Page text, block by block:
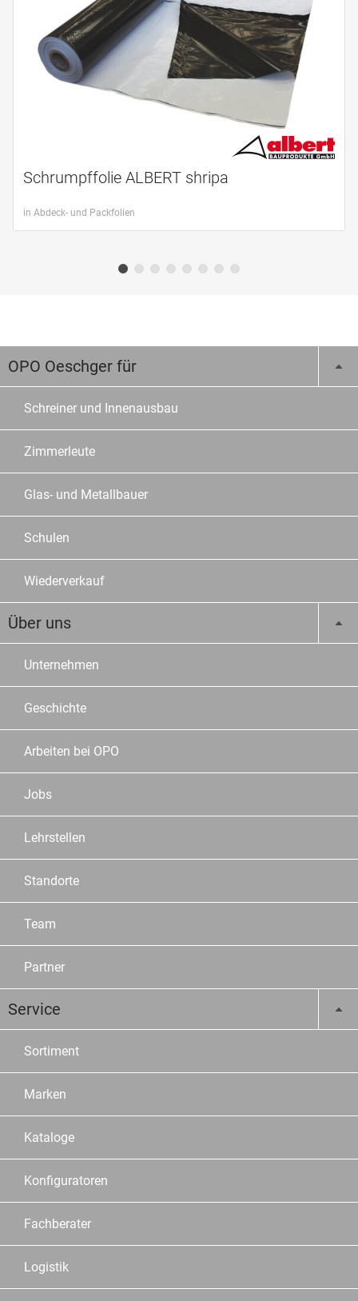
Schrumpffolie ALBERT shripa
in Abdeck- und Packfolien
OPO Oeschger für
Schreiner und Innenausbau
Zimmerleute
Glas- und Metallbauer
Schulen
Wiederverkauf
Über uns
Unternehmen
Geschichte
Arbeiten bei OPO
Jobs
Lehrstellen
Standorte
Team
Partner
Service
Sortiment
Marken
Kataloge
Konfiguratoren
Fachberater
Logistik